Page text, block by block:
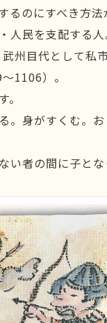
のにすべき方法
民を支配する人
州目代として私
1106）。
身がすくむ。お
者の間に子とな